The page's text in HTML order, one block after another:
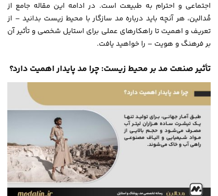
اجتماعی و احترام به طبیعت است. در ادامه این مقاله جامع از
مُدالین، هر آنچه باید درباره مد سازگار با محیط زیست بدانید – از
تعریف و اهمیت تا راهکارهای عملی برای استایل شخصی و تأثیر آن
بر فرهنگ و هویت – را خواهید یافت.
تأثیر صنعت مد بر محیط زیست: چرا مد پایدار اهمیت دارد؟